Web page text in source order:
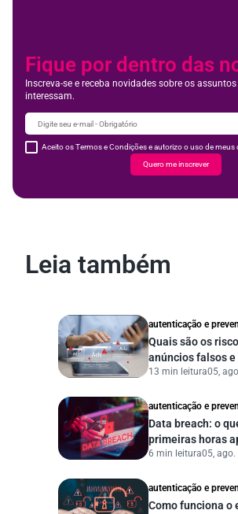
Fique por dentro das
Inscreva-se e receba novidades sobre os
interessam.
Aceito os Termos e Condições e autorizo o uso de meus
Quero me inscrever
Leia também
autenticação e
Quais são os
anúncios falsos e
proteger seu
13 min leitura05,
autenticação e
Data breach: o
primeiras horas
vazamento de
6 min leitura05, ago.
autenticação e
Como funciona o